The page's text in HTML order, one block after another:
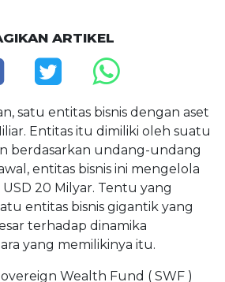
ARTIKEL
satu entitas bisnis dengan aset
Entitas itu dimiliki oleh suatu
berdasarkan undang-undang
entitas bisnis ini mengelola
20 Milyar. Tentu yang
entitas bisnis gigantik yang
terhadap dinamika
yang memilikinya itu.
Wealth Fund ( SWF )